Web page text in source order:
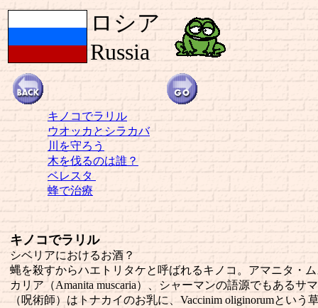
ロシア
Russia
キノコでラリル
ウオッカとシラカバ
川を守ろう
木を伐るのは誰？
ベレスタ
蜂で治療
キノコでラリル
シベリアにおけるお酒？
蝿を殺すからハエトリタケと呼ばれるキノコ。アマニタ・
カリア（Amanita muscaria）、シャーマンの語源でもあるサ
（呪術師）はトナカイのお乳に、Vaccinim oliginorumという